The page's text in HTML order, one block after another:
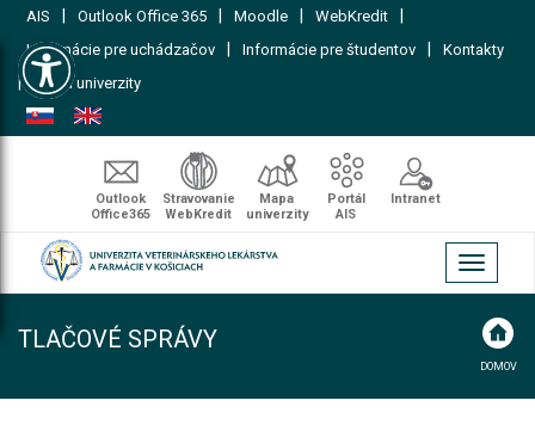
Open toolbar
AIS Outlook Office 365 Moodle WebKredit
Informácie pre uchádzačov Informácie pre študentov Kontakty
| Mapa univerzity
Outlook
Office365
Stravovanie
WebKredit
Mapa
univerzity
Portál
AIS
Intranet
Toggle
TLAČOVÉ SPRÁVY
DOMOV